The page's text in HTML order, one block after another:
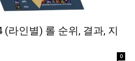
(라인별) 롤 순위, 결과, 지
0